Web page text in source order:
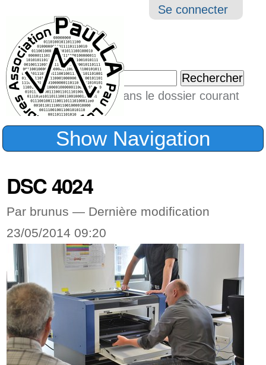
Outils
Se connecter
Chercher par
Seulement dans le dossier courant
Recherche
Show Navigation
DSC 4024
Par brunus — Dernière modification
23/05/2014 09:20